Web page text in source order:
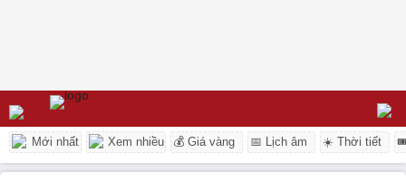
Mới nhất Xem nhiều 💰 Giá vàng 📅 Lịch âm ☀️ Thời tiết